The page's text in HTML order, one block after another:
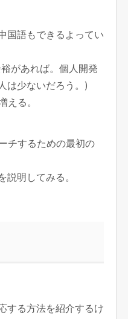
国語もできるよってい
があれば。個人開発
は少ないだろう。)
える。
チするための最初の
説明してみる。
する方法を紹介するけ